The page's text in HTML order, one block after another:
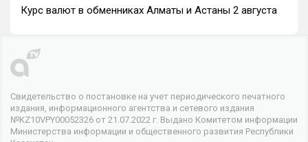
Курс валют в обменниках Алматы и Астаны 2 августа
Свидетельство о постановке на учет периодического печатного
издания, информационного агентства и сетевого издания
№KZ10VPY00052326 от 21.07.2022 г. Выдано Комитетом информации
Министерства информации и общественного развития Республики